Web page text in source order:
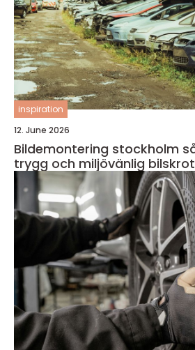
inspiration
12. June 2026
Bildemontering stockholm så fungerar en
trygg och miljövänlig bilskrot